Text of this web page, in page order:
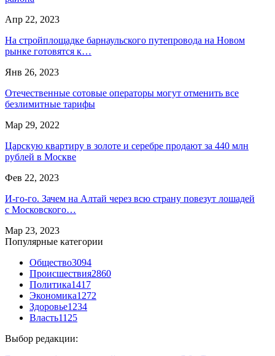
Апр 22, 2023
На стройплощадке барнаульского путепровода на Новом
рынке готовятся к…
Янв 26, 2023
Отечественные сотовые операторы могут отменить все
безлимитные тарифы
Мар 29, 2022
Царскую квартиру в золоте и серебре продают за 440 млн
рублей в Москве
Фев 22, 2023
И-го-го. Зачем на Алтай через всю страну повезут лошадей
с Московского…
Мар 23, 2023
Популярные категории
Общество3094
Происшествия2860
Политика1417
Экономика1272
Здоровье1234
Власть1125
Выбор редакции: